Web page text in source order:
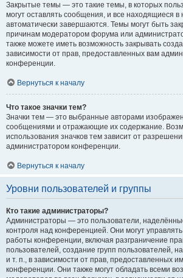
Закрытые темы — это такие темы, в которых
могут оставлять сообщения, и все находящиеся в
автоматически завершаются. Темы могут быть
причинам модератором форума или
также можете иметь возможность закрывать
зависимости от прав, предоставленных вам
конференции.
Вернуться к началу
Что такое значки тем?
Значки тем — это выбранные авторами
сообщениями и отражающие их содержание.
использования значков тем зависит от
администратором конференции.
Вернуться к началу
Уровни пользователей и группы
Кто такие администраторы?
Администраторы — это пользователи,
контроля над конференцией. Они могут
работы конференции, включая разграничение
пользователей, создание групп пользователей,
и т. п., в зависимости от прав, предоставленных
конференции. Они также могут обладать всеми